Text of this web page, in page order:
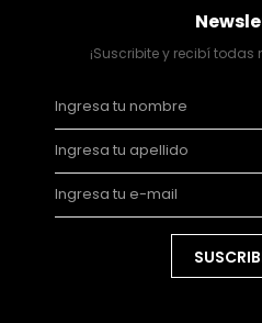
¡Suscribite y recibí